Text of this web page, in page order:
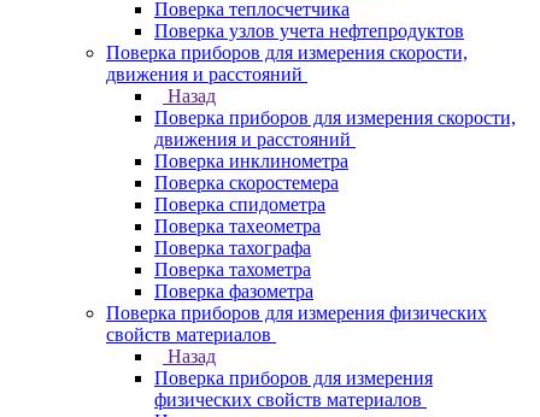
Поверка теплосчетчика
Поверка узлов учета нефтепродуктов
Поверка приборов для измерения скорости,
движения и расстояний
Назад
Поверка приборов для измерения скорости,
движения и расстояний
Поверка инклинометра
Поверка скоростемера
Поверка спидометра
Поверка тахеометра
Поверка тахографа
Поверка тахометра
Поверка фазометра
Поверка приборов для измерения физических
свойств материалов
Назад
Поверка приборов для измерения
физических свойств материалов